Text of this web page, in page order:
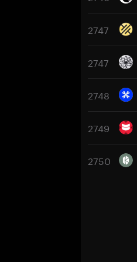
2747
2747
2748
2749
2750